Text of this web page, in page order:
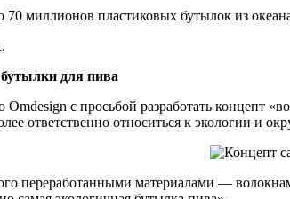
миллионов пластиковых бутылок из
для пива
Omdesign с просьбой разработать
ответственно относиться к экологии и
переработанными материалами —